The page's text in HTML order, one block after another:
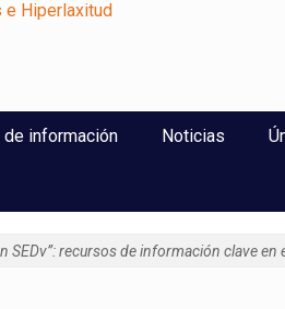
de información Noticias
SEDv”: recursos de información clave en